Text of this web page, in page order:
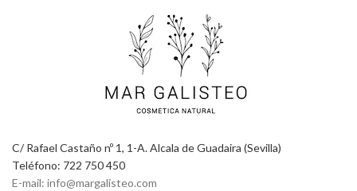
C/ Rafael Castaño nº 1, 1-A. Alcala de Guadaira (Sevilla)
Teléfono: 722 750 450
E-mail: info@margalisteo.com